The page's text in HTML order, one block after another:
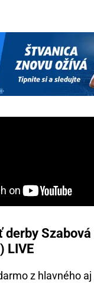
derby
LIVE
z hlavného